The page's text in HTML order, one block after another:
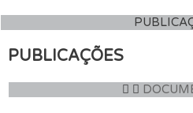
PUBLICAÇÕES